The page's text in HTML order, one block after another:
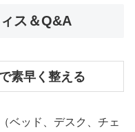
ス＆Q&A
素早く整える
ベッド、デスク、チェ